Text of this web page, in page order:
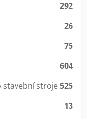
292
26
75
604
stavební stroje525
13